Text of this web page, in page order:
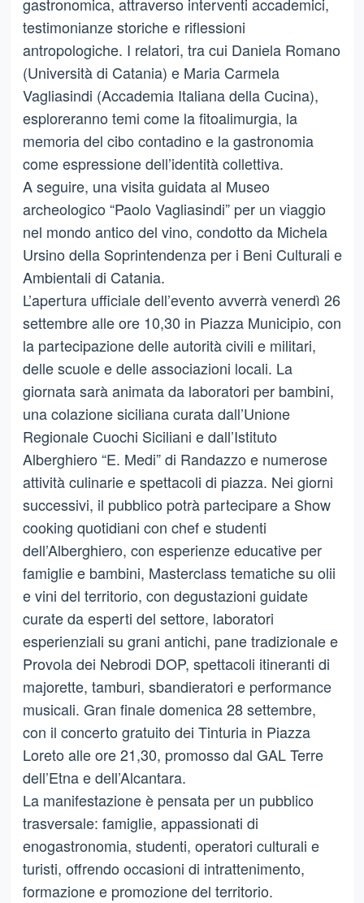
testimonianze storiche e riflessioni
antropologiche. I relatori, tra cui Daniela Romano
(Università di Catania) e Maria Carmela
Vagliasindi (Accademia Italiana della Cucina),
esploreranno temi come la fitoalimurgia, la
memoria del cibo contadino e la gastronomia
come espressione dell’identità collettiva.
A seguire, una visita guidata al Museo
archeologico “Paolo Vagliasindi” per un viaggio
nel mondo antico del vino, condotto da Michela
Ursino della Soprintendenza per i Beni Culturali e
Ambientali di Catania.
L’apertura ufficiale dell’evento avverrà venerdì 26
settembre alle ore 10,30 in Piazza Municipio, con
la partecipazione delle autorità civili e militari,
delle scuole e delle associazioni locali. La
giornata sarà animata da laboratori per bambini,
una colazione siciliana curata dall’Unione
Regionale Cuochi Siciliani e dall’Istituto
Alberghiero “E. Medi” di Randazzo e numerose
attività culinarie e spettacoli di piazza. Nei giorni
successivi, il pubblico potrà partecipare a Show
cooking quotidiani con chef e studenti
dell’Alberghiero, con esperienze educative per
famiglie e bambini, Masterclass tematiche su olii
e vini del territorio, con degustazioni guidate
curate da esperti del settore, laboratori
esperienziali su grani antichi, pane tradizionale e
Provola dei Nebrodi DOP, spettacoli itineranti di
majorette, tamburi, sbandieratori e performance
musicali. Gran finale domenica 28 settembre,
con il concerto gratuito dei Tinturia in Piazza
Loreto alle ore 21,30, promosso dal GAL Terre
dell’Etna e dell’Alcantara.
La manifestazione è pensata per un pubblico
trasversale: famiglie, appassionati di
enogastronomia, studenti, operatori culturali e
turisti, offrendo occasioni di intrattenimento,
formazione e promozione del territorio.